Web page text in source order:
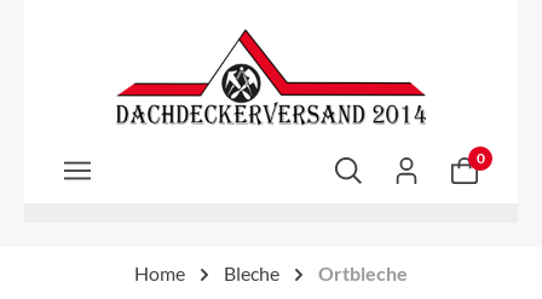
Zum Hauptinhalt springen
0
Home Bleche Ortbleche